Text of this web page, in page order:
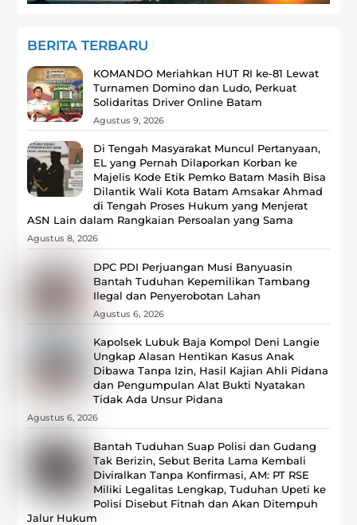
BERITA TERBARU
KOMANDO Meriahkan HUT RI ke-81 Lewat
Turnamen Domino dan Ludo, Perkuat
Solidaritas Driver Online Batam
Agustus 9, 2026
Di Tengah Masyarakat Muncul Pertanyaan,
EL yang Pernah Dilaporkan Korban ke
Majelis Kode Etik Pemko Batam Masih Bisa
Dilantik Wali Kota Batam Amsakar Ahmad
di Tengah Proses Hukum yang Menjerat
ASN Lain dalam Rangkaian Persoalan yang Sama
Agustus 8, 2026
DPC PDI Perjuangan Musi Banyuasin
Bantah Tuduhan Kepemilikan Tambang
Ilegal dan Penyerobotan Lahan
Agustus 6, 2026
Kapolsek Lubuk Baja Kompol Deni Langie
Ungkap Alasan Hentikan Kasus Anak
Dibawa Tanpa Izin, Hasil Kajian Ahli Pidana
dan Pengumpulan Alat Bukti Nyatakan
Tidak Ada Unsur Pidana
Agustus 6, 2026
Bantah Tuduhan Suap Polisi dan Gudang
Tak Berizin, Sebut Berita Lama Kembali
Diviralkan Tanpa Konfirmasi, ‎AM: PT RSE
Miliki Legalitas Lengkap, Tuduhan Upeti ke
Polisi Disebut Fitnah dan Akan Ditempuh
Jalur Hukum